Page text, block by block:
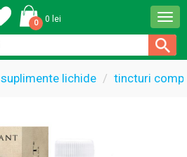
0 0 lei
suplimente lichide tincturi